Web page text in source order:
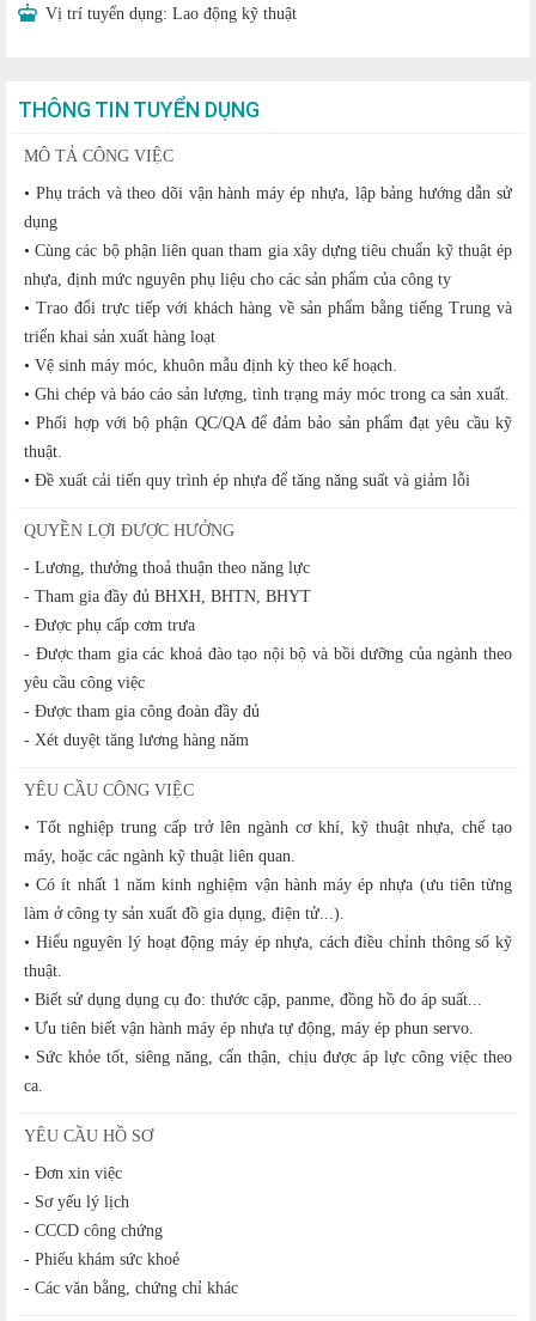
Vị trí tuyển dụng: Lao động kỹ thuật
THÔNG TIN TUYỂN DỤNG
MÔ TẢ CÔNG VIỆC
• Phụ trách và theo dõi vận hành máy ép nhựa, lập bảng hướng dẫn sử
dụng
• Cùng các bộ phận liên quan tham gia xây dựng tiêu chuẩn kỹ thuật ép
nhựa, định mức nguyên phụ liệu cho các sản phẩm của công ty
• Trao đổi trực tiếp với khách hàng về sản phẩm bằng tiếng Trung và
triển khai sản xuất hàng loạt
• Vệ sinh máy móc, khuôn mẫu định kỳ theo kế hoạch.
• Ghi chép và báo cáo sản lượng, tình trạng máy móc trong ca sản xuất.
• Phối hợp với bộ phận QC/QA để đảm bảo sản phẩm đạt yêu cầu kỹ
thuật.
• Đề xuất cải tiến quy trình ép nhựa để tăng năng suất và giảm lỗi
QUYỀN LỢI ĐƯỢC HƯỞNG
- Lương, thưởng thoả thuận theo năng lực
- Tham gia đầy đủ BHXH, BHTN, BHYT
- Được phụ cấp cơm trưa
- Được tham gia các khoá đào tạo nội bộ và bồi dưỡng của ngành theo
yêu cầu công việc
- Được tham gia công đoàn đầy đủ
- Xét duyệt tăng lương hàng năm
YÊU CẦU CÔNG VIỆC
• Tốt nghiệp trung cấp trở lên ngành cơ khí, kỹ thuật nhựa, chế tạo
máy, hoặc các ngành kỹ thuật liên quan.
• Có ít nhất 1 năm kinh nghiệm vận hành máy ép nhựa (ưu tiên từng
làm ở công ty sản xuất đồ gia dụng, điện tử...).
• Hiểu nguyên lý hoạt động máy ép nhựa, cách điều chỉnh thông số kỹ
thuật.
• Biết sử dụng dụng cụ đo: thước cặp, panme, đồng hồ đo áp suất...
• Ưu tiên biết vận hành máy ép nhựa tự động, máy ép phun servo.
• Sức khỏe tốt, siêng năng, cẩn thận, chịu được áp lực công việc theo
ca.
YÊU CẦU HỒ SƠ
- Đơn xin việc
- Sơ yếu lý lịch
- CCCD công chứng
- Phiếu khám sức khoẻ
- Các văn bằng, chứng chỉ khác